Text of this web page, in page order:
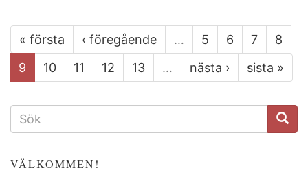
« första ‹ föregående … 5 6 7
8
9
10 11 12 13 … nästa › sista »
SÖKFORMULÄR
VÄLKOMMEN!